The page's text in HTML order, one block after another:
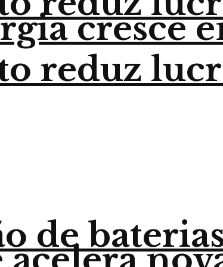
de
cresce
reduz